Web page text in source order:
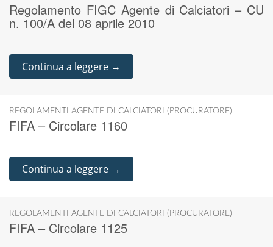
Regolamento FIGC Agente di Calciatori – CU
n. 100/A del 08 aprile 2010
Continua a leggere →
REGOLAMENTI AGENTE DI CALCIATORI (PROCURATORE)
FIFA – Circolare 1160
Continua a leggere →
REGOLAMENTI AGENTE DI CALCIATORI (PROCURATORE)
FIFA – Circolare 1125